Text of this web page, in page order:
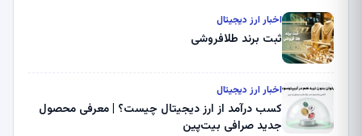
اخبار ارز دیجیتال
ثبت برند طلافروشی
اخبار ارز دیجیتال
کسب درآمد از ارز دیجیتال چیست؟ | معرفی محصول
جدید صرافی بیت‌پین